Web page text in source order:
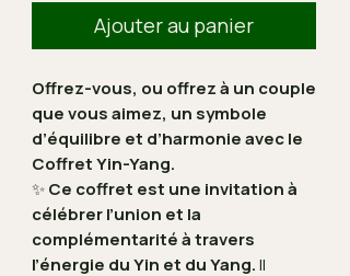
Ajouter au panier
Offrez-vous, ou offrez à un couple
que vous aimez, un symbole
d’équilibre et d’harmonie avec le
Coffret Yin-Yang.
✨Ce coffret est une invitation à
célébrer l’union et la
complémentarité à travers
l’énergie du Yin et du Yang.Il